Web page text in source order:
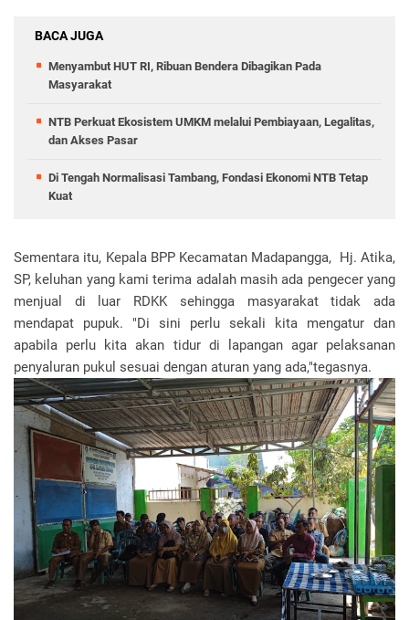
BACA JUGA
Menyambut HUT RI, Ribuan Bendera Dibagikan Pada
Masyarakat
NTB Perkuat Ekosistem UMKM melalui Pembiayaan, Legalitas,
dan Akses Pasar
Di Tengah Normalisasi Tambang, Fondasi Ekonomi NTB Tetap
Kuat
Sementara itu, Kepala BPP Kecamatan Madapangga, Hj. Atika,
SP, keluhan yang kami terima adalah masih ada pengecer yang
menjual di luar RDKK sehingga masyarakat tidak ada
mendapat pupuk. "Di sini perlu sekali kita mengatur dan
apabila perlu kita akan tidur di lapangan agar pelaksanan
penyaluran pukul sesuai dengan aturan yang ada,"tegasnya.